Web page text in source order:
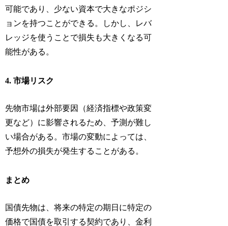
可能であり、少ない資本で大きなポジシ
ョンを持つことができる。しかし、レバ
レッジを使うことで損失も大きくなる可
能性がある。
4. 市場リスク
先物市場は外部要因（経済指標や政策変
更など）に影響されるため、予測が難し
い場合がある。市場の変動によっては、
予想外の損失が発生することがある。
まとめ
国債先物は、将来の特定の期日に特定の
価格で国債を取引する契約であり、金利